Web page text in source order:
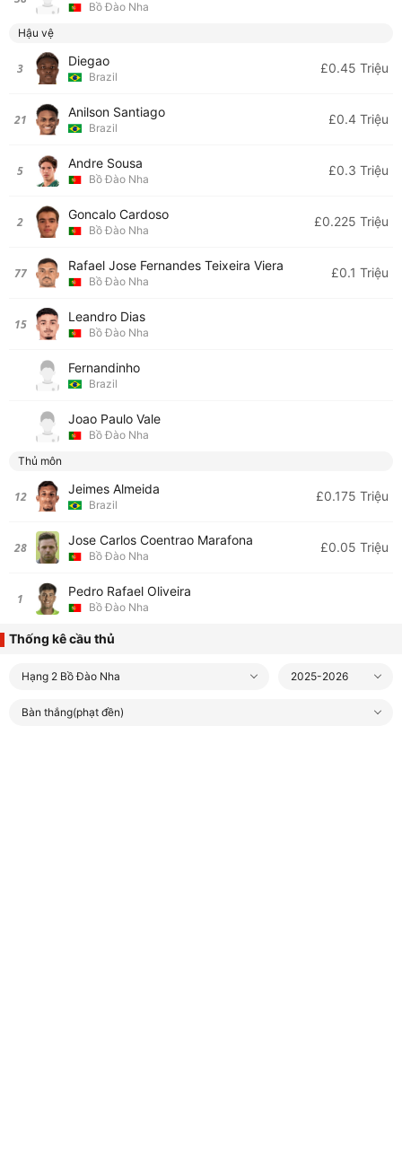
Bồ Đào Nha
Hậu vệ
3 Diegao
Brazil
£0.45 Triệu
21 Anilson Santiago
Brazil
£0.4 Triệu
5 Andre Sousa
Bồ Đào Nha
£0.3 Triệu
2 Goncalo Cardoso
Bồ Đào Nha
£0.225 Triệu
77 Rafael Jose Fernandes Teixeira Viera
Bồ Đào Nha
£0.1 Triệu
15 Leandro Dias
Bồ Đào Nha
Fernandinho
Brazil
Joao Paulo Vale
Bồ Đào Nha
Thủ môn
12 Jeimes Almeida
Brazil
£0.175 Triệu
28 Jose Carlos Coentrao Marafona
Bồ Đào Nha
£0.05 Triệu
1 Pedro Rafael Oliveira
Bồ Đào Nha
Thống kê cầu thủ
Hạng 2 Bồ Đào Nha 2025-2026
Bàn thắng(phạt đền)